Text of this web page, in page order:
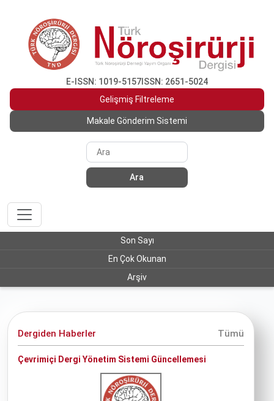
E-ISSN: 1019-5157 ISSN: 2651-5024
Gelişmiş Filtreleme
Makale Gönderim Sistemi
Ara
Son Sayı
En Çok Okunan
Arşiv
Dergiden Haberler Tümü
Çevrimiçi Dergi Yönetim Sistemi Güncellemesi